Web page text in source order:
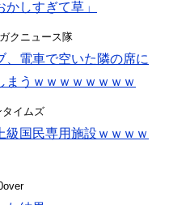
しすぎて草」
クニュース隊
、電車で空いた隣の席に
うｗｗｗｗｗｗｗｗ
タイムズ
国民専用施設ｗｗｗｗ